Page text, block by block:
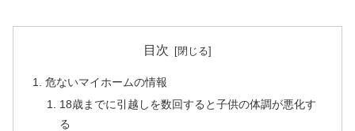
目次
危ないマイホームの情報
18歳までに引越しを数回すると子供の体調が悪化す
る